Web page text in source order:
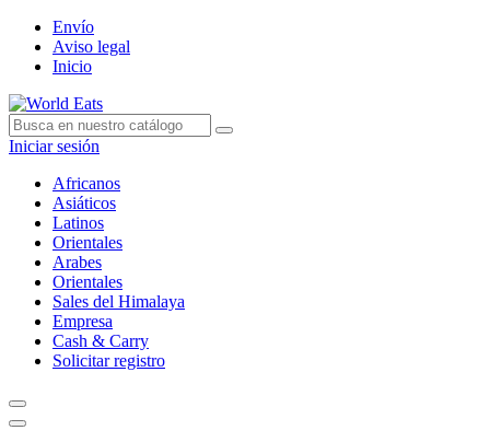
Envío
Aviso legal
Inicio
Iniciar sesión
Africanos
Asiáticos
Latinos
Orientales
Arabes
Orientales
Sales del Himalaya
Empresa
Cash & Carry
Solicitar registro